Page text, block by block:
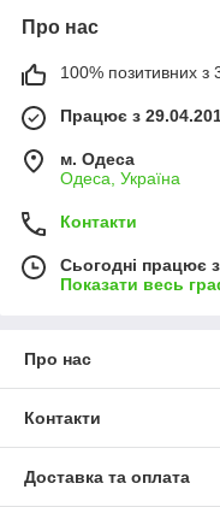
Про нас
100% позитивних з
Працює з
м. Одеса
Одеса, Україна
Контакти
Сьогодні працює
Показати весь
Про нас
Контакти
Доставка та оплата